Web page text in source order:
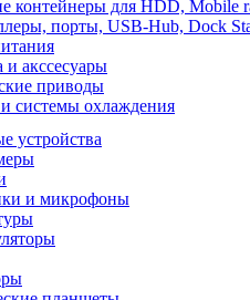
контейнеры для HDD, Mobile
порты, USB-Hub, Dock
и акссесуары
приводы
системы охлаждения
устройства
и микрофоны